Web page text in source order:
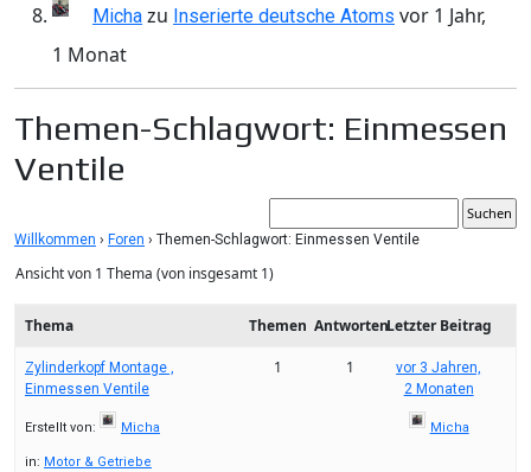
Micha zu Inserierte deutsche Atoms vor 1 Jahr,
1 Monat
Themen-Schlagwort: Einmessen
Ventile
Willkommen › Foren › Themen-Schlagwort: Einmessen Ventile
Ansicht von 1 Thema (von insgesamt 1)
Thema Themen AntwortenLetzter Beitrag
Zylinderkopf Montage ,
Einmessen Ventile
Erstellt von: Micha
in: Motor & Getriebe
1 1
vor 3 Jahren,
2 Monaten
Micha